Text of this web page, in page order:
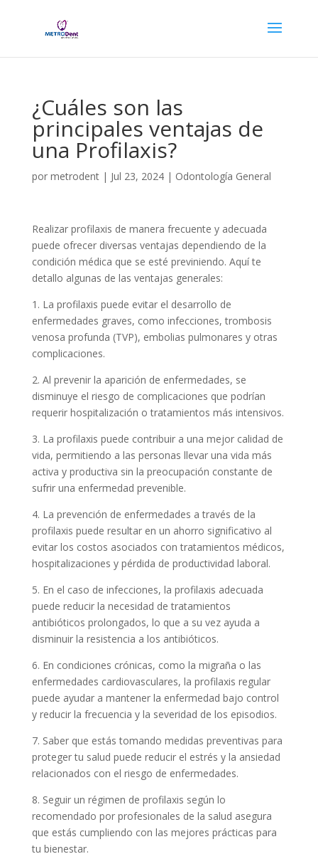
¿Cuáles son las
principales ventajas de
una Profilaxis?
por metrodent| Jul 23, 2024| Odontología General
Realizar profilaxis de manera frecuente y adecuada
puede ofrecer diversas ventajas dependiendo de la
condición médica que se esté previniendo. Aquí te
detallo algunas de las ventajas generales:
1. La profilaxis puede evitar el desarrollo de
enfermedades graves, como infecciones, trombosis
venosa profunda (TVP), embolias pulmonares y otras
complicaciones.
2. Al prevenir la aparición de enfermedades, se
disminuye el riesgo de complicaciones que podrían
requerir hospitalización o tratamientos más intensivos.
3. La profilaxis puede contribuir a una mejor calidad de
vida, permitiendo a las personas llevar una vida más
activa y productiva sin la preocupación constante de
sufrir una enfermedad prevenible.
4. La prevención de enfermedades a través de la
profilaxis puede resultar en un ahorro significativo al
evitar los costos asociados con tratamientos médicos,
hospitalizaciones y pérdida de productividad laboral.
5. En el caso de infecciones, la profilaxis adecuada
puede reducir la necesidad de tratamientos
antibióticos prolongados, lo que a su vez ayuda a
disminuir la resistencia a los antibióticos.
6. En condiciones crónicas, como la migraña o las
enfermedades cardiovasculares, la profilaxis regular
puede ayudar a mantener la enfermedad bajo control
y reducir la frecuencia y la severidad de los episodios.
7. Saber que estás tomando medidas preventivas para
proteger tu salud puede reducir el estrés y la ansiedad
relacionados con el riesgo de enfermedades.
8. Seguir un régimen de profilaxis según lo
recomendado por profesionales de la salud asegura
que estás cumpliendo con las mejores prácticas para
tu bienestar.